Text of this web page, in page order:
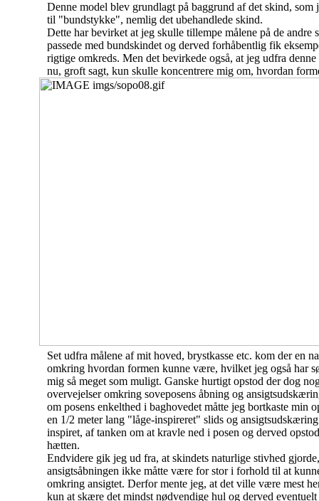
Denne model blev grundlagt på baggrund af det skind, som
til "bundstykke", nemlig det ubehandlede skind.
Dette har bevirket at jeg skulle tillempe målene på de andre
passede med bundskindet og derved forhåbentlig fik
rigtige omkreds. Men det bevirkede også, at jeg udfra
nu, groft sagt, kun skulle koncentrere mig om, hvordan
Set udfra målene af mit hoved, brystkasse etc. kom der en
omkring hvordan formen kunne være, hvilket jeg også har
mig så meget som muligt. Ganske hurtigt opstod der dog
overvejelser omkring soveposens åbning og
om posens enkelthed i baghovedet måtte jeg bortkaste min
en 1/2 meter lang "låge-inspireret" slids og
inspiret, af tanken om at kravle ned i posen og derved
hætten.
Endvidere gik jeg ud fra, at skindets naturlige stivhed
ansigtsåbningen ikke måtte være for stor i forhold til at
omkring ansigtet. Derfor mente jeg, at det ville være mest
kun at skære det mindst nødvendige hul og derved eventuelt